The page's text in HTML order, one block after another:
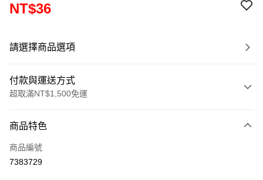
NT$36
請選擇商品選項
付款與運送方式
超取滿NT$1,500免運
信用卡一次付款
超商取貨付款
商品特色
商品編號
7383729